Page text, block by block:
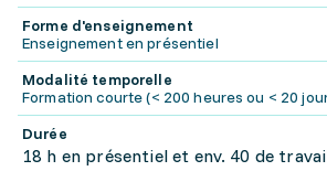
Forme d'enseignement
Enseignement en présentiel
Modalité temporelle
Formation courte (< 200 heures ou < 20
Durée
18 h en présentiel et env. 40 de